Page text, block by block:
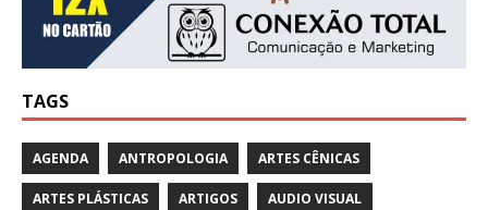
TAGS
AGENDA ANTROPOLOGIA ARTES CÊNICAS
ARTES PLÁSTICAS ARTIGOS AUDIO VISUAL